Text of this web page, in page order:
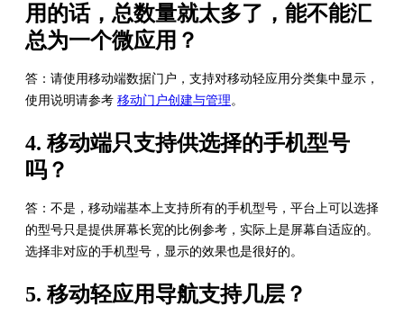
用的话，总数量就太多了，能不能汇
总为一个微应用？
答：请使用移动端数据门户，支持对移动轻应用分类集中显示，
使用说明请参考 移动门户创建与管理 。
4. 移动端只支持供选择的手机型号
吗？
答：不是，移动端基本上支持所有的手机型号，平台上可以选择
的型号只是提供屏幕长宽的比例参考，实际上是屏幕自适应的。
选择非对应的手机型号，显示的效果也是很好的。
5. 移动轻应用导航支持几层？